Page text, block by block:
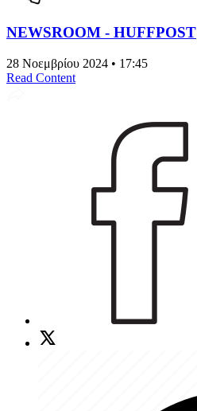
NEWSROOM - HUFFPOST
28 Νοεμβρίου 2024 • 17:45
Read Content